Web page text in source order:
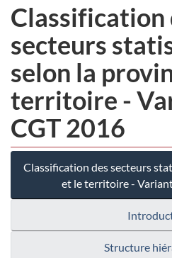
Classification
secteurs
selon la
territoire -
CGT 2016
Classification des secteurs
et le territoire -
Structure